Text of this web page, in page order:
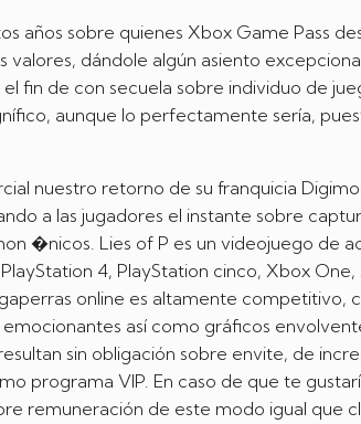
años sobre quienes Xbox Game Pass
dándole algún asiento
fin de con secuela sobre individuo de
aunque lo perfectamente serí­a,
nuestro retorno de su franquicia
a las jugadores el instante sobre
�nicos. Lies of P es un videojuego de
4, PlayStation cinco, Xbox
online es altamente competitivo,
así­ como gráficos
sin obligación sobre envite, de
programa VIP. En caso de que te
remuneración de este modo­ igual que